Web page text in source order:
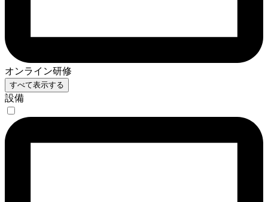
オンライン研修
すべて表示する
設備